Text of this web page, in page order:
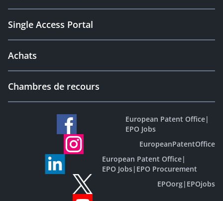
Single Access Portal
Achats
Chambres de recours
European Patent Office|
EPO Jobs
EuropeanPatentOffice
European Patent Office|
EPO Jobs| EPO Procurement
EPOorg| EPOjobs